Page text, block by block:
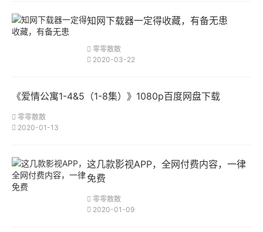
知网下载器一定得收藏，有备无患
零零散散
2020-03-22
《爱情公寓1-4&5（1-8集）》1080p百度网盘下载
零零散散
2020-01-13
这几款影视APP，全网付费内容，一律
免费
零零散散
2020-01-09